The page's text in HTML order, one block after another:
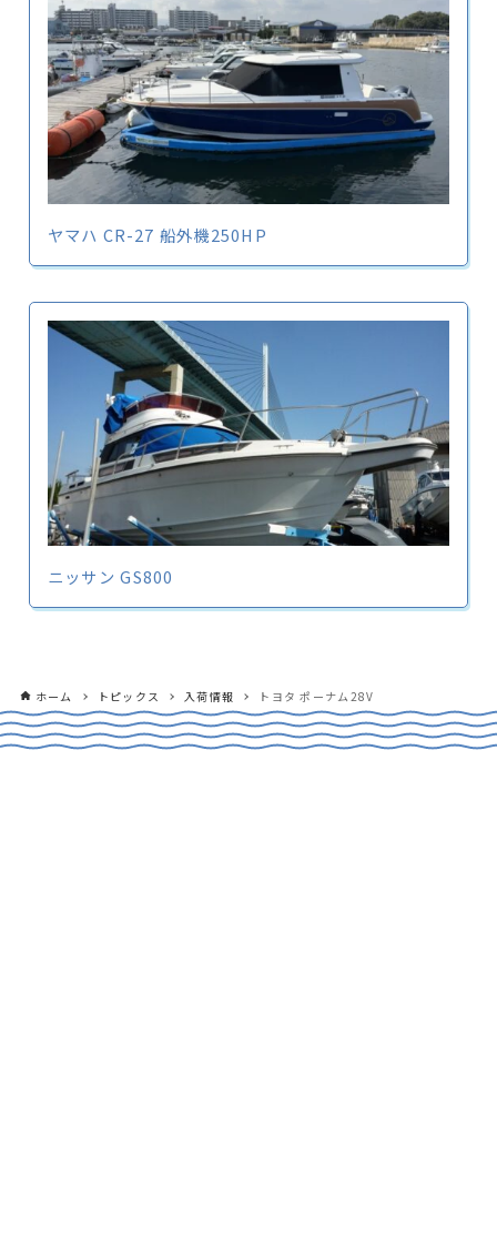
ヤマハ CR-27 船外機250HP
ニッサン GS800
ホーム トピックス 入荷情報 トヨタ ポーナム28V